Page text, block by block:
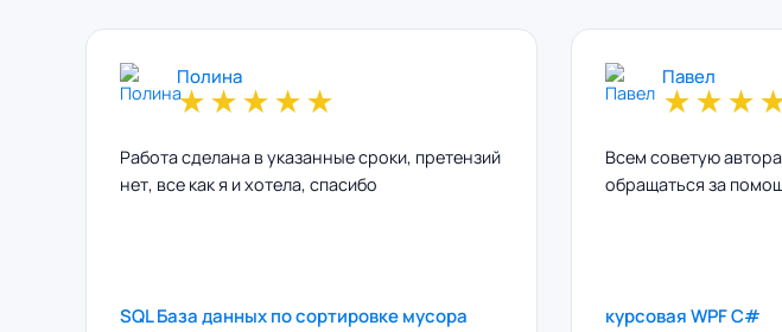
Полина
★★★★★
Работа сделана в указанные сроки, претензий
нет, все как я и хотела, спасибо
SQL База данных по сортировке мусора
Павел
★★★
Всем советую
обращаться за
курсовая WPF C#